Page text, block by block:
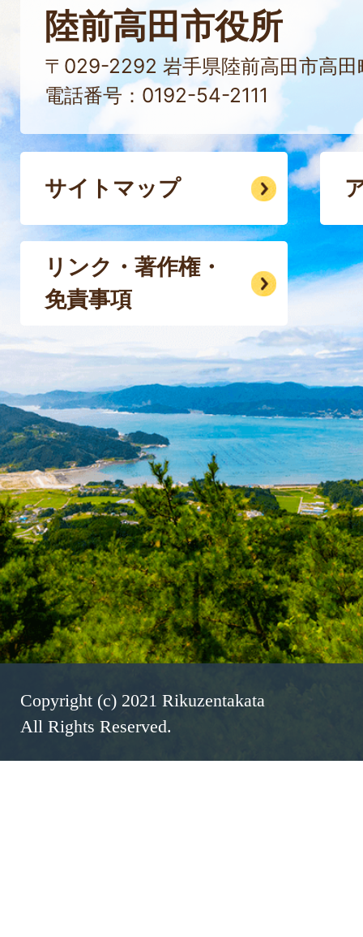
陸前高田市役所
〒029-2292 岩手県陸前高田市高田
電話番号：0192-54-2111
サイトマップ
リンク・著作権・
免責事項
Copyright (c) 2021 Rikuzentakata
All Rights Reserved.